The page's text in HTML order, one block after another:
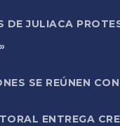
DE JULIACA
SE REÚNEN
ENTREGA